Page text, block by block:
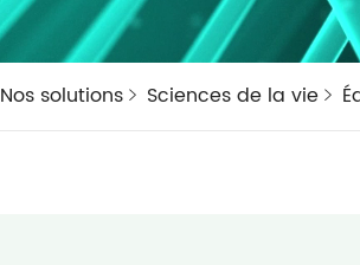
Nos solutions Sciences de la vie